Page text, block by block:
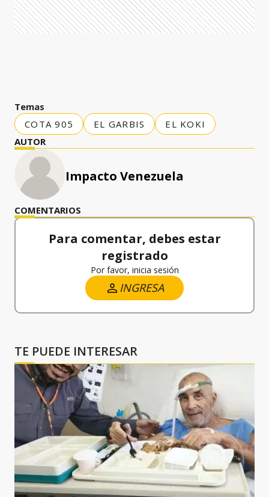
Temas
COTA 905
EL GARBIS
EL KOKI
AUTOR
Impacto Venezuela
COMENTARIOS
Para comentar, debes estar
registrado
Por favor, inicia sesión
INGRESA
TE PUEDE INTERESAR